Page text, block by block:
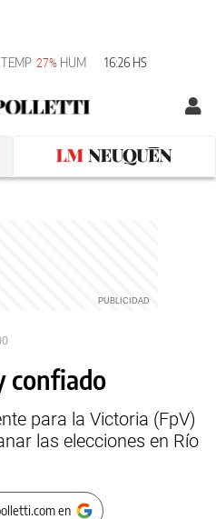
TEMP 27% HUM 16:26 HS
confiado
para la Victoria (FpV)
las elecciones en Río
en